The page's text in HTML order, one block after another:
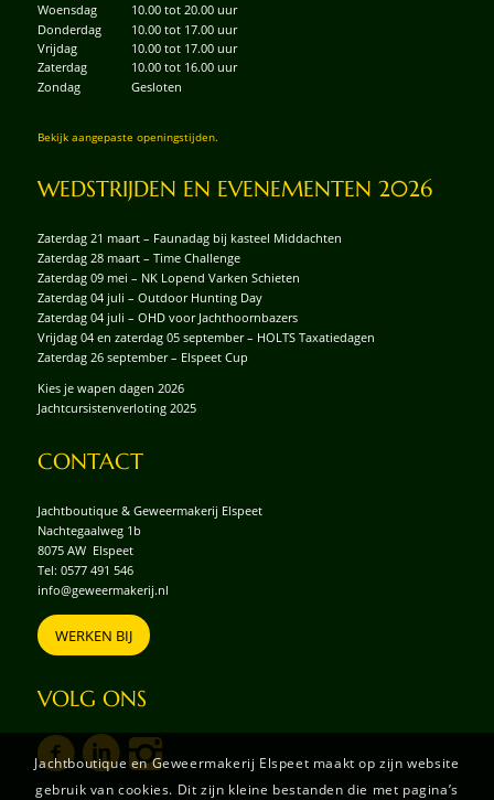
Woensdag
10.00 tot 20.00 uur
Donderdag
10.00 tot 17.00 uur
Vrijdag
10.00 tot 17.00 uur
Zaterdag
10.00 tot 16.00 uur
Zondag
Gesloten
Bekijk aangepaste openingstijden.
WEDSTRIJDEN EN EVENEMENTEN 2026
Zaterdag 21 maart – Faunadag bij kasteel Middachten
Zaterdag 28 maart – Time Challenge
Zaterdag 09 mei – NK Lopend Varken Schieten
Zaterdag 04 juli – Outdoor Hunting Day
Zaterdag 04 juli – OHD voor Jachthoornbazers
Vrijdag 04 en zaterdag 05 september – HOLTS Taxatiedagen
Zaterdag 26 september – Elspeet Cup
Kies je wapen dagen 2026
Jachtcursistenverloting 2025
CONTACT
Jachtboutique & Geweermakerij Elspeet
Nachtegaalweg 1b
8075 AW Elspeet
Tel: 0577 491 546
info@geweermakerij.nl
WERKEN BIJ
VOLG ONS
Jachtboutique en Geweermakerij Elspeet maakt op zijn website
gebruik van cookies. Dit zijn kleine bestanden die met pagina’s